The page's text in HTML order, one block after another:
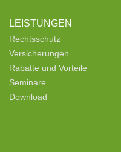
LEISTUNGEN
Rechtsschutz
Versicherungen
Rabatte und Vorteile
Seminare
Download